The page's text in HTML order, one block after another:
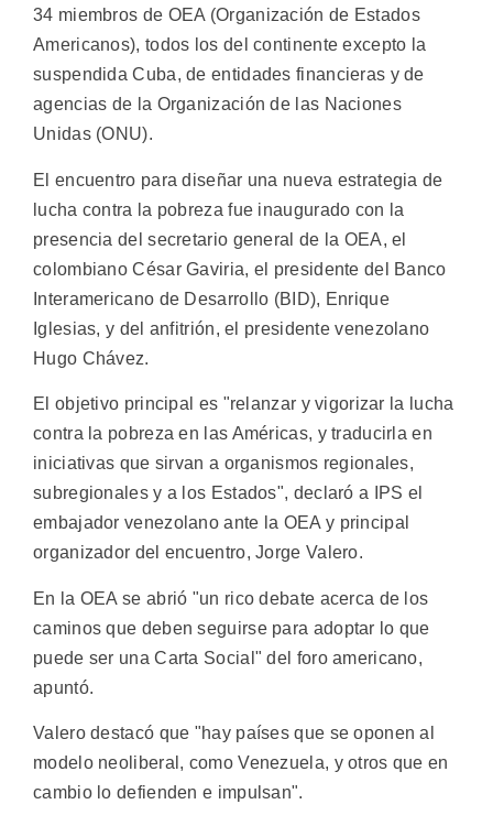
34 miembros de OEA (Organización de Estados
Americanos), todos los del continente excepto la
suspendida Cuba, de entidades financieras y de
agencias de la Organización de las Naciones
Unidas (ONU).
El encuentro para diseñar una nueva estrategia de
lucha contra la pobreza fue inaugurado con la
presencia del secretario general de la OEA, el
colombiano César Gaviria, el presidente del Banco
Interamericano de Desarrollo (BID), Enrique
Iglesias, y del anfitrión, el presidente venezolano
Hugo Chávez.
El objetivo principal es "relanzar y vigorizar la lucha
contra la pobreza en las Américas, y traducirla en
iniciativas que sirvan a organismos regionales,
subregionales y a los Estados", declaró a IPS el
embajador venezolano ante la OEA y principal
organizador del encuentro, Jorge Valero.
En la OEA se abrió "un rico debate acerca de los
caminos que deben seguirse para adoptar lo que
puede ser una Carta Social" del foro americano,
apuntó.
Valero destacó que "hay países que se oponen al
modelo neoliberal, como Venezuela, y otros que en
cambio lo defienden e impulsan".